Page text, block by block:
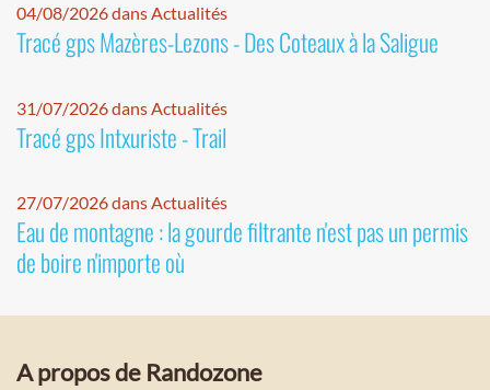
04/08/2026 dans Actualités
Tracé gps Mazères-Lezons - Des Coteaux à la Saligue
31/07/2026 dans Actualités
Tracé gps Intxuriste - Trail
27/07/2026 dans Actualités
Eau de montagne : la gourde filtrante n'est pas un permis
de boire n'importe où
A propos de Randozone